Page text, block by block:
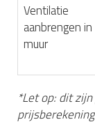
Ventilatie
aanbrengen in
muur
*Let op: dit